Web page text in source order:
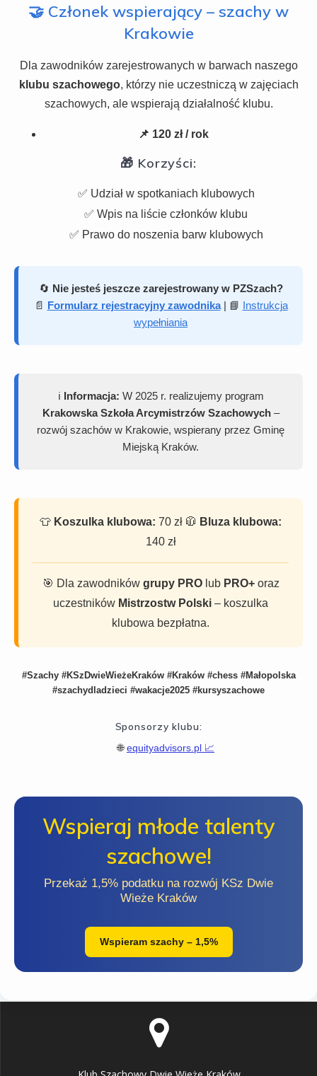
🤝 Członek wspierający – szachy w
Krakowie
Dla zawodników zarejestrowanych w barwach naszego
klubu szachowego, którzy nie uczestniczą w zajęciach
szachowych, ale wspierają działalność klubu.
📌 120 zł / rok
🎁 Korzyści:
✅ Udział w spotkaniach klubowych
✅ Wpis na liście członków klubu
✅ Prawo do noszenia barw klubowych
🔄 Nie jesteś jeszcze zarejestrowany w PZSzach?
📄 Formularz rejestracyjny zawodnika| 📘 Instrukcja
wypełniania
ℹ️ Informacja: W 2025 r. realizujemy program
Krakowska Szkoła Arcymistrzów Szachowych–
rozwój szachów w Krakowie, wspierany przez Gminę
Miejską Kraków.
👕 Koszulka klubowa: 70 zł 🧥 Bluza klubowa:
140 zł
🎯 Dla zawodników grupy PROlub PRO+oraz
uczestników Mistrzostw Polski – koszulka
klubowa bezpłatna.
#Szachy #KSzDwieWieżeKraków #Kraków #chess #Małopolska
#szachydladzieci #wakacje2025 #kursyszachowe
Sponsorzy klubu:
🌐equityadvisors.pl 📈
Wspieraj młode talenty
szachowe!
Przekaż 1,5% podatku na rozwój KSz Dwie
Wieże Kraków
Wspieram szachy – 1,5%